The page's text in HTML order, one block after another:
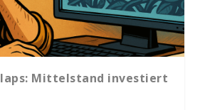
Mittelstand investiert